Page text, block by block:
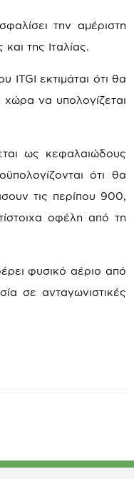
την αμέριστη
της Ιταλίας.
ITGI εκτιμάται ότι θα
να υπολογίζεται
ως κεφαλαιώδους
ότι θα
τις περίπου 900,
οφέλη από τη
φυσικό αέριο από
σε ανταγωνιστικές